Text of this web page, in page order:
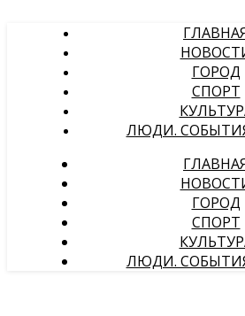
ГОРОД
СПОРТ
ЛЮДИ.
ГОРОД
СПОРТ
ЛЮДИ.